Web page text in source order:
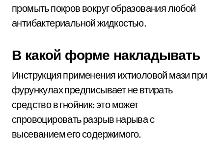
промыть покров вокруг образования любой
антибактериальной жидкостью.
В какой форме накладывать
Инструкция применения ихтиоловой мази при
фурункулах предписывает не втирать
средство в гнойник: это может
спровоцировать разрыв нарыва с
высеванием его содержимого.